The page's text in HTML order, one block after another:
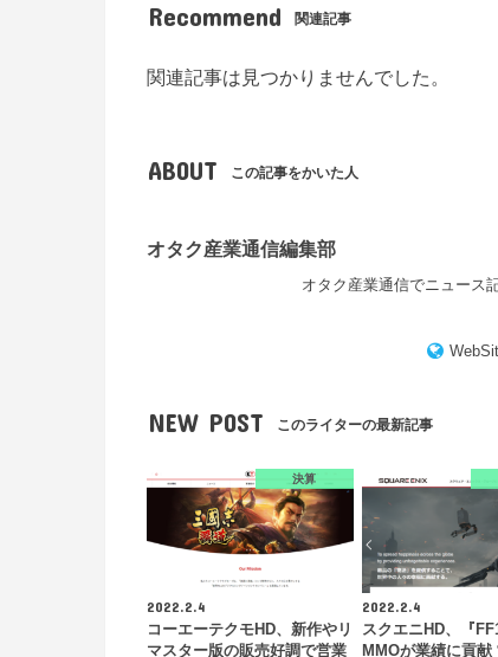
Recommend 関連記事
関連記事は見つかりませんでした。
ABOUT この記事をかいた人
オタク産業通信編集部
オタク産業通信でニュース
NEW POST このライターの最新記事
決算
2022.2.4
コーエーテクモHD、新作やリ
マスター版の販売好調で営業
2022.2.4
スクエニHD、『
MMOが業績に貢献